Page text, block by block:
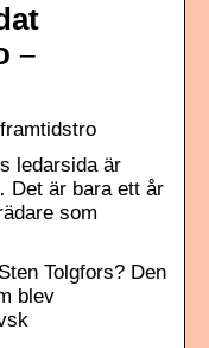
–
ledarsida är
Det är bara ett år
som
Tolgfors? Den
blev